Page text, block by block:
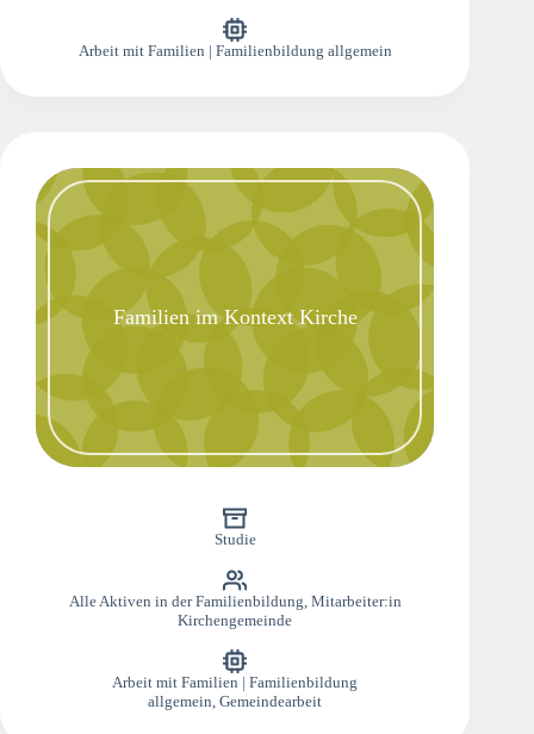
Arbeit mit Familien | Familienbildung allgemein
Familien im Kontext Kirche
Studie
Alle Aktiven in der Familienbildung Mitarbeiter:in
Kirchengemeinde
Arbeit mit Familien | Familienbildung
allgemein ,Gemeindearbeit